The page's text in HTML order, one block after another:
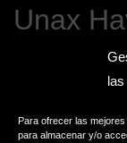
Para ofrecer las
para almacenar y/o
Unax